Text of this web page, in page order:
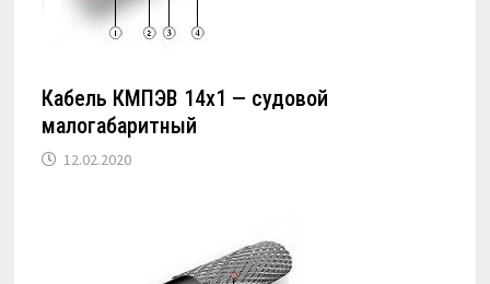
Кабель КМПЭВ 14х1 — судовой
малогабаритный
12.02.2020